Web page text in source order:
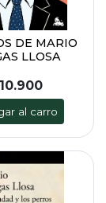
DE MARIO
LLOSA
al carro